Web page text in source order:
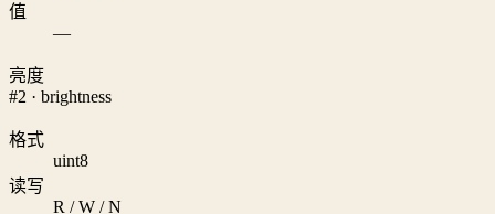
值
—
亮度
#2 · brightness
格式
uint8
读写
R / W / N